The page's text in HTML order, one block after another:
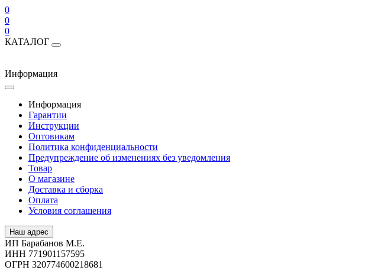
0
0
0
КАТАЛОГ
Информация
Информация
Гарантии
Инструкции
Оптовикам
Политика конфиденциальности
Предупреждение об изменениях без уведомления
Товар
О магазине
Доставка и сборка
Оплата
Условия соглашения
Наш адрес
ИП Барабанов М.Е.
ИНН 771901157595
ОГРН 320774600218681